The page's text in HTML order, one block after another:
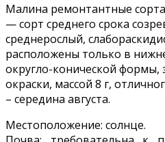
Малина ремонтантные
— сорт среднего срока
среднерослый,
расположены только в
округло-конической формы,
окраски, массой 8 г,
– середина августа.
Местоположение: солнце.